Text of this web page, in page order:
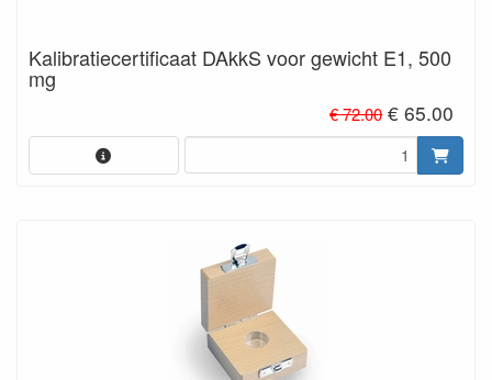
Kalibratiecertificaat DAkkS voor gewicht E1, 500
mg
€ 72.00€ 65.00